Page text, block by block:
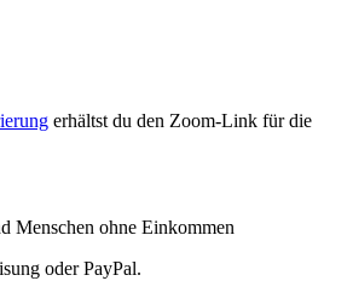
erhältst du den Zoom-Link für die
Menschen ohne Einkommen
oder PayPal.